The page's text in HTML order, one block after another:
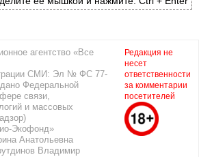
агентство «Все
СМИ: Эл № ФС 77-
Федеральной
связи,
и массовых
Экофонд»
Анатольевна
Владимир
Редакция не
несет
ответственности
за комментарии
посетителей